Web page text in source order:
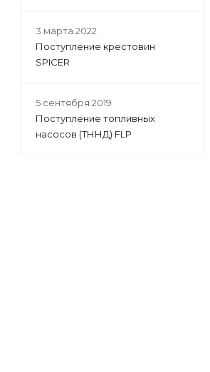
3 марта 2022
Поступление крестовин
SPICER
5 сентября 2019
Поступление топливных
насосов (ТННД) FLP